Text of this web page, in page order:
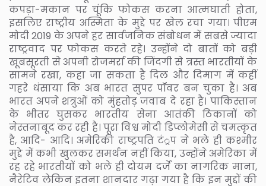
कपड़ा-मकान पर चूंकि फोकस करना आत्मघाती होता,
इसलिए राष्ट्रीय अस्मिता के मुद्दे पर खेल रचा गया। पीएम
मोदी 2019 के अपने हर सार्वजनिक संबोधन में सबसे ज्यादा
राष्ट्रवाद पर फोकस करते रहे। उन्होंने दो बातों को बड़ी
खूबसूरती से अपनी रोजमर्रा की जिंदगी से त्रस्त भारतीयों के
सामने रखा, कहा जा सकता है दिल और दिमाग में कहीं
गहरे धंसाया कि अब भारत सुपर पॉवर बन चुका है। अब
भारत अपने शत्रुओं को मुंहतोड़ जवाब दे रहा है। पाकिस्तान
के भीतर घुसकर भारतीय सेना आतंकी ठिकानों को
नेस्तनाबूद कर रही है। पूरा विश्व मोदी डिप्लोमेसी से चमत्कृत
है, आदि- आदि। अमेरिकी राष्ट्रपति टं्रप ने भले ही कश्मीर
मुद्दे में कभी खुलकर समर्थन नहीं किया, उन्होंने अमेरिका में
रह रहे भारतीयों को भले ही दोयम दर्जे का नागरिक माना,
नैरेटिव लेकिन इतना शानदार गढ़ा गया है कि इन मुद्दों की